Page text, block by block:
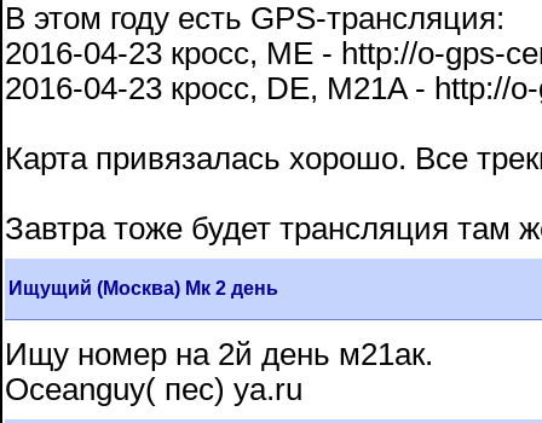
В этом году есть GPS-трансляция:
2016-04-23 кросс, ME - http://o-gps-
2016-04-23 кросс, DE, M21A - http://
Карта привязалась хорошо. Все
Завтра тоже будет трансляция там
Ищущий (Москва) Мк 2 день
Ищу номер на 2й день м21ак.
Oceanguy( пес) ya.ru